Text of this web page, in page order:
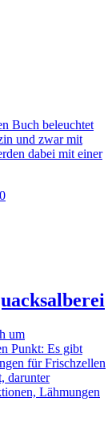
Buch beleuchtet
und zwar mit
dabei mit einer
um
Punkt: Es gibt
für Frischzellen
darunter
Lähmungen